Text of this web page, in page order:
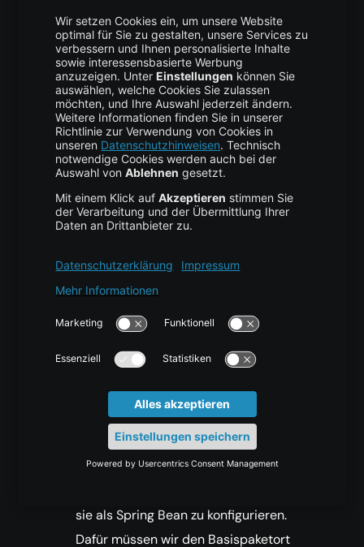
Java-basierte Konfiguration: Wenn Sie
nur Annotationen verwenden, können Sie
eine Spring Bean mit der Annotation
@Bean konfigurieren. Diese Annotation
wird zusammen mit @Configuration-
Klassen verwendet, um eine Spring Bean
zu konfigurieren. Ein Beispiel für die
Konfiguration ist:
@Configuration
public class MyConfiguration {
    public MyService getService(){
    }
Annotation-basierte Konfiguration: Wir
können auch @Component, @Service,
@Repository und @Controller
sie als Spring Bean zu konfigurieren.
Dafür müssen wir den Basispaketort